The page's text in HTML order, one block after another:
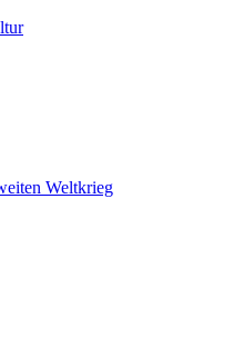
Weltkrieg